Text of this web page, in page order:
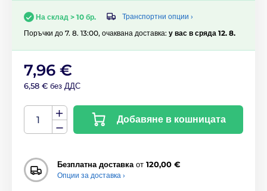
На склад > 10 бр.
Транспортни опции ›
Поръчки до 7. 8. 13:00, очаквана доставка: у вас в сряда 12. 8.
7,96 €
6,58 € без ДДС
Добавяне в кошницата
Безплатна доставкаот 120,00 €
Опции за доставка ›